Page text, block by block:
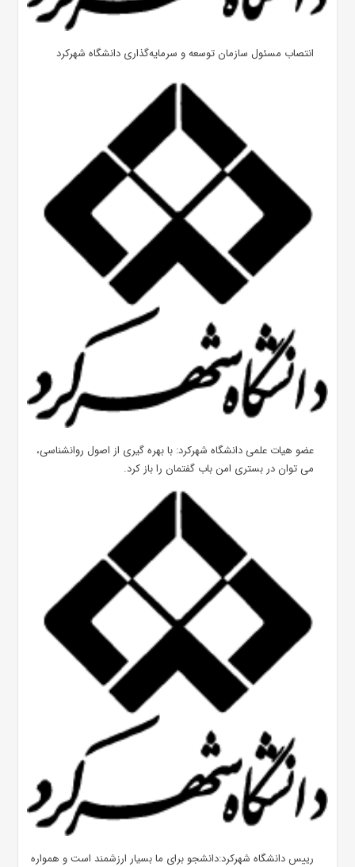
انتصاب مسئول سازمان توسعه و سرمایه‌گذاری دانشگاه شهرکرد
عضو هیات علمی دانشگاه شهرکرد: با بهره گیری از اصول روانشناسی،
می توان در بستری امن باب گفتمان را باز کرد.
رییس دانشگاه شهرکرد:دانشجو برای ما بسیار ارزشمند است و همواره